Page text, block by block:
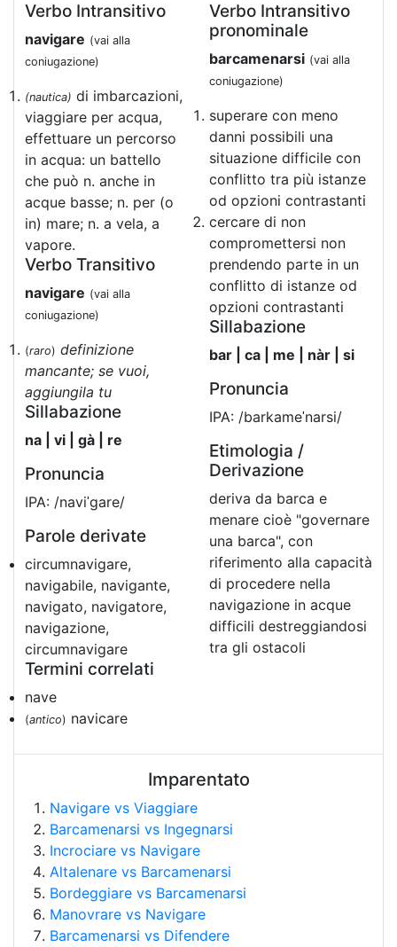
Verbo Intransitivo
navigare (vai alla
coniugazione)
(nautica) di imbarcazioni,
viaggiare per acqua,
effettuare un percorso
in acqua: un battello
che può n. anche in
acque basse; n. per (o
in) mare; n. a vela, a
vapore.
Verbo Transitivo
navigare (vai alla
coniugazione)
(raro) definizione
mancante; se vuoi,
aggiungila tu
Sillabazione
na | vi | gà | re
Pronuncia
IPA: /naviˈgare/
Parole derivate
circumnavigare,
navigabile, navigante,
navigato, navigatore,
navigazione,
circumnavigare
Termini correlati
nave
(antico) navicare
Verbo Intransitivo
pronominale
barcamenarsi (vai alla
coniugazione)
superare con meno
danni possibili una
situazione difficile con
conflitto tra più istanze
od opzioni contrastanti
cercare di non
compromettersi non
prendendo parte in un
conflitto di istanze od
opzioni contrastanti
Sillabazione
bar | ca | me | nàr | si
Pronuncia
IPA: /barkameˈnarsi/
Etimologia /
Derivazione
deriva da barca e
menare cioè "governare
una barca", con
riferimento alla capacità
di procedere nella
navigazione in acque
difficili destreggiandosi
tra gli ostacoli
Imparentato
Navigare vs Viaggiare
Barcamenarsi vs Ingegnarsi
Incrociare vs Navigare
Altalenare vs Barcamenarsi
Bordeggiare vs Barcamenarsi
Manovrare vs Navigare
Barcamenarsi vs Difendere